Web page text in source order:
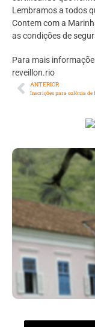
Lembramos a todos
Contem com a
as condições de
Para mais
reveillon.rio
ANTERIOR
Serra: